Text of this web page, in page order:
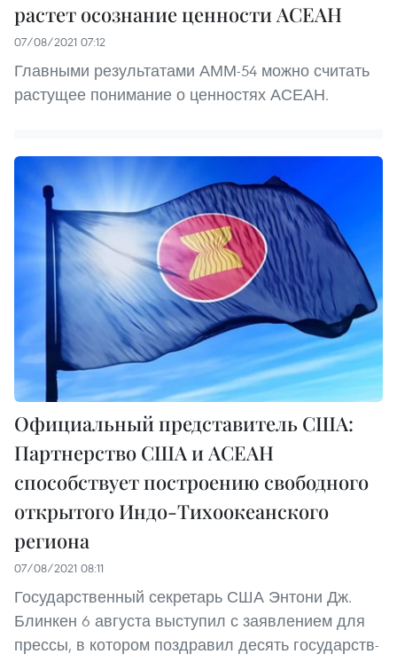
растет осознание ценности АСЕАН
07/08/2021 07:12
Главными результатами АММ-54 можно считать
растущее понимание о ценностях АСЕАН.
Официальный представитель США:
Партнерство США и АСЕАН
способствует построению свободного
открытого Индо-Тихоокеанского
региона
07/08/2021 08:11
Государственный секретарь США Энтони Дж.
Блинкен 6 августа выступил с заявлением для
прессы, в котором поздравил десять государств-